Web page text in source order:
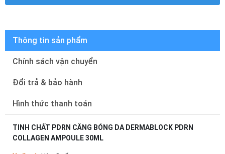
Thông tin sản phẩm
Chính sách vận chuyển
Đổi trả & bảo hành
Hình thức thanh toán
TINH CHẤT PDRN CĂNG BÓNG DA DERMABLOCK PDRN
COLLAGEN AMPOULE 30ML